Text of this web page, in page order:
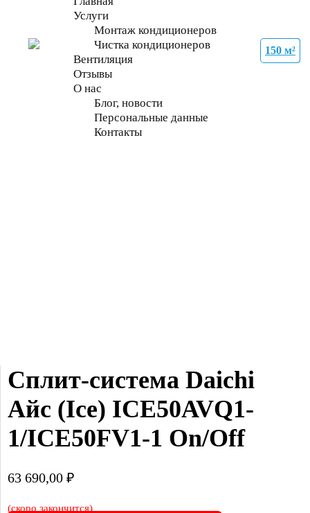
Услуги
Монтаж кондиционеров
Чистка кондиционеров
Вентиляция
Отзывы
О нас
Блог, новости
Персональные данные
Контакты
Сплит-система Daichi
Айс (Ice) ICE50AVQ1-
1/ICE50FV1-1 On/Off
63 690,00 ₽
(скоро закончится)
50 м²
27 м²
21 м²
27 м²
70 м²
70 м²
70 м²
150 м²